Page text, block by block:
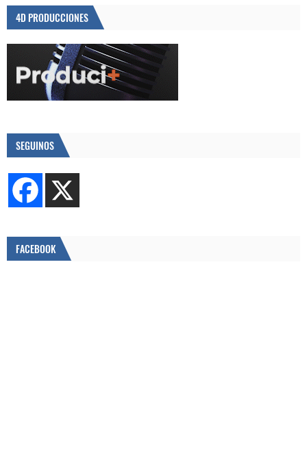
4D PRODUCCIONES
SEGUINOS
FACEBOOK